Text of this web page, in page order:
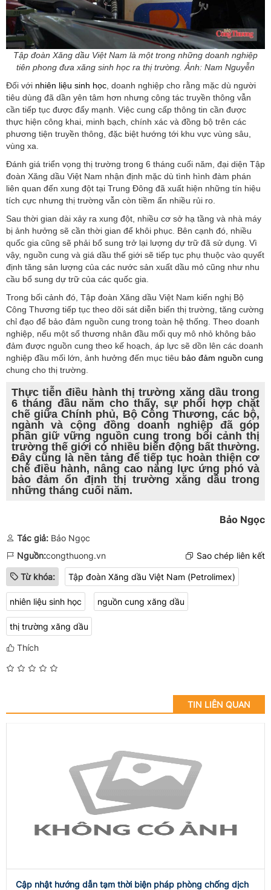
Tập đoàn Xăng dầu Việt Nam là một trong những doanh nghiệp
tiên phong đưa xăng sinh học ra thị trường. Ảnh: Nam Nguyễn
Đối với nhiên liệu sinh học , doanh nghiệp cho rằng mặc dù người
tiêu dùng đã dần yên tâm hơn nhưng công tác truyền thông vẫn
cần tiếp tục được đẩy mạnh. Việc cung cấp thông tin cần được
thực hiện công khai, minh bạch, chính xác và đồng bộ trên các
phương tiện truyền thông, đặc biệt hướng tới khu vực vùng sâu,
vùng xa.
Đánh giá triển vọng thị trường trong 6 tháng cuối năm, đại diện Tập
đoàn Xăng dầu Việt Nam nhận định mặc dù tình hình đàm phán
liên quan đến xung đột tại Trung Đông đã xuất hiện những tín hiệu
tích cực nhưng thị trường vẫn còn tiềm ẩn nhiều rủi ro.
Sau thời gian dài xảy ra xung đột, nhiều cơ sở hạ tầng và nhà máy
bị ảnh hưởng sẽ cần thời gian để khôi phục. Bên cạnh đó, nhiều
quốc gia cũng sẽ phải bổ sung trở lại lượng dự trữ đã sử dụng. Vì
vậy, nguồn cung và giá dầu thế giới sẽ tiếp tục phụ thuộc vào quyết
định tăng sản lượng của các nước sản xuất dầu mỏ cũng như nhu
cầu bổ sung dự trữ của các quốc gia.
Trong bối cảnh đó, Tập đoàn Xăng dầu Việt Nam kiến nghị Bộ
Công Thương tiếp tục theo dõi sát diễn biến thị trường, tăng cường
chỉ đạo để bảo đảm nguồn cung trong toàn hệ thống. Theo doanh
nghiệp, nếu một số thương nhân đầu mối quy mô nhỏ không bảo
đảm được nguồn cung theo kế hoạch, áp lực sẽ dồn lên các doanh
nghiệp đầu mối lớn, ảnh hưởng đến mục tiêu bảo đảm nguồn cung
chung cho thị trường.
Thực tiễn điều hành thị trường xăng dầu trong
6 tháng đầu năm cho thấy, sự phối hợp chặt
chẽ giữa Chính phủ, Bộ Công Thương, các bộ,
ngành và cộng đồng doanh nghiệp đã góp
phần giữ vững nguồn cung trong bối cảnh thị
trường thế giới có nhiều biến động bất thường.
Đây cũng là nền tảng để tiếp tục hoàn thiện cơ
chế điều hành, nâng cao năng lực ứng phó và
bảo đảm ổn định thị trường xăng dầu trong
những tháng cuối năm.
Bảo Ngọc
Tác giả: Bảo Ngọc
Nguồn:congthuong.vn Sao chép liên kết
Từ khóa: Tập đoàn Xăng dầu Việt Nam (Petrolimex)
nhiên liệu sinh học nguồn cung xăng dầu
thị trường xăng dầu
Thích
TIN LIÊN QUAN
Cập nhật hướng dẫn tạm thời biện pháp phòng chống dịch